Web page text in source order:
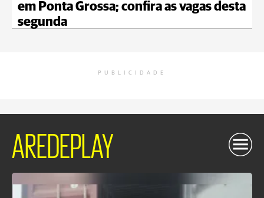
em Ponta Grossa; confira as vagas desta
segunda
PUBLICIDADE
AREDEPLAY